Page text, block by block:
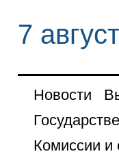
7
Новости
Комиссии и